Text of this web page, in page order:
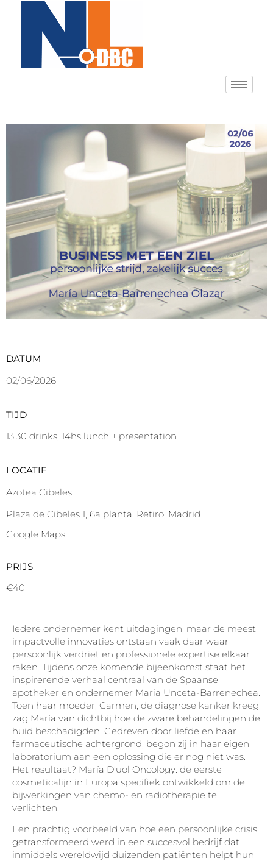
DATUM
02/06/2026
TIJD
13.30 drinks, 14hs lunch + presentation
LOCATIE
Azotea Cibeles
Plaza de Cibeles 1, 6a planta. Retiro, Madrid
Google Maps
PRIJS
€40
Iedere ondernemer kent uitdagingen, maar de meest
impactvolle innovaties ontstaan vaak daar waar
persoonlijk verdriet en professionele expertise elkaar
raken. Tijdens onze komende bijeenkomst staat het
inspirerende verhaal centraal van de Spaanse
apotheker en ondernemer María Unceta-Barrenechea.
Toen haar moeder, Carmen, de diagnose kanker kreeg,
zag María van dichtbij hoe de zware behandelingen de
huid beschadigden. Gedreven door liefde en haar
farmaceutische achtergrond, begon zij in haar eigen
laboratorium aan een oplossing die er nog niet was.
Het resultaat? María D’uol Oncology: de eerste
cosmeticalijn in Europa specifiek ontwikkeld om de
bijwerkingen van chemo- en radiotherapie te
verlichten.
Een prachtig voorbeeld van hoe een persoonlijke crisis
getransformeerd werd in een succesvol bedrijf dat
inmiddels wereldwijd duizenden patiënten helpt hun